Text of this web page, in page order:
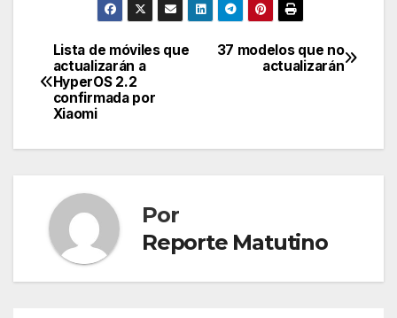
Navegación
de
37 modelos que no
actualizarán
Lista de móviles que
actualizarán a
HyperOS 2.2
confirmada por
Xiaomi
Por
Reporte Matutino